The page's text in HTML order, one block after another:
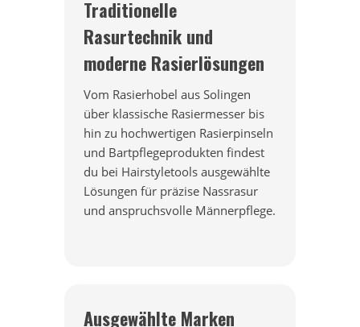
Traditionelle
Rasurtechnik und
moderne Rasierlösungen
Vom Rasierhobel aus Solingen
über klassische Rasiermesser bis
hin zu hochwertigen Rasierpinseln
und Bartpflegeprodukten findest
du bei Hairstyletools ausgewählte
Lösungen für präzise Nassrasur
und anspruchsvolle Männerpflege.
Ausgewählte Marken